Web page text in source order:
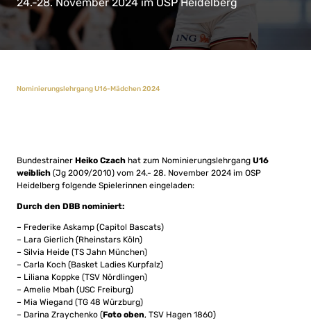
Nominierungslehrgang U16-Mädchen 2024
Bundestrainer Heiko Czach hat zum Nominierungslehrgang U16
weiblich (Jg 2009/2010) vom 24.- 28. November 2024 im OSP
Heidelberg folgende Spielerinnen eingeladen:
Durch den DBB nominiert:
– Frederike Askamp (Capitol Bascats)
– Lara Gierlich (Rheinstars Köln)
– Silvia Heide (TS Jahn München)
– Carla Koch (Basket Ladies Kurpfalz)
– Liliana Koppke (TSV Nördlingen)
– Amelie Mbah (USC Freiburg)
– Mia Wiegand (TG 48 Würzburg)
– Darina Zraychenko (Foto oben, TSV Hagen 1860)